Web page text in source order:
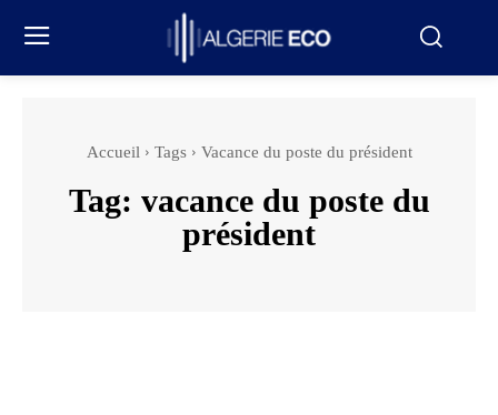
Accueil Tags Vacance du poste du président
Tag: vacance du poste du
président